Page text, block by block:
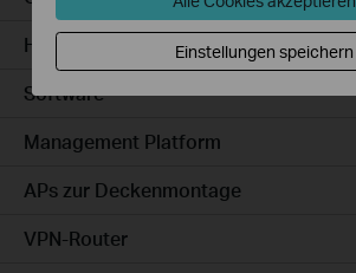
Hardware
Software
Management Platform
APs zur Deckenmontage
VPN-Router
Einstellungen speichern